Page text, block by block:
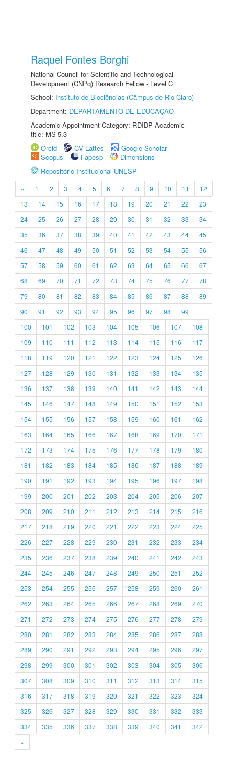
Raquel Fontes Borghi
National Council for Scientific and Technological
Development (CNPq) Research Fellow - Level C
School: Instituto de Biociências (Câmpus de Rio Claro)
Department: DEPARTAMENTO DE EDUCAÇÃO
Academic Appointment Category: RDIDP Academic
title: MS-5.3
Orcid
CV Lattes
Google Scholar
Scopus
Fapesp
Dimensions
Repositório Institucional UNESP
« 1 2 3 4 5 6 7 8 9 10 11
12
13
14 15 16 17 18 19 20 21 22
23
24
25 26 27 28 29 30 31 32 33
34
35
36 37 38 39 40 41 42 43 44
45
46
47 48 49 50 51 52 53 54 55
56
57
58 59 60 61 62 63 64 65 66
67
68
69 70 71 72 73 74 75 76 77
78
79
80 81 82 83 84 85 86 87 88
89
90
91 92 93 94 95 96 97 98
99
100
101 102 103 104 105 106 107
108
109
110 111 112 113 114 115 116
117
118
119 120 121 122 123 124 125
126
127
128 129 130 131 132 133 134
135
136
137 138 139 140 141 142 143
144
145
146 147 148 149 150 151 152
153
154
155 156 157 158 159 160 161
162
163
164 165 166 167 168 169 170
171
172
173 174 175 176 177 178 179
180
181
182 183 184 185 186 187 188
189
190
191 192 193 194 195 196 197
198
199
200 201 202 203 204 205 206
207
208
209 210 211 212 213 214 215
216
217
218 219 220 221 222 223 224
225
226
227 228 229 230 231 232 233
234
235
236 237 238 239 240 241 242
243
244
245 246 247 248 249 250 251
252
253
254 255 256 257 258 259 260
261
262
263 264 265 266 267 268 269
270
271
272 273 274 275 276 277 278
279
280
281 282 283 284 285 286 287
288
289
290 291 292 293 294 295 296
297
298
299 300 301 302 303 304 305
306
307
308 309 310 311 312 313 314
315
316
317 318 319 320 321 322 323
324
325
326 327 328 329 330 331 332
333
334
335 336 337 338 339 340 341
342
»